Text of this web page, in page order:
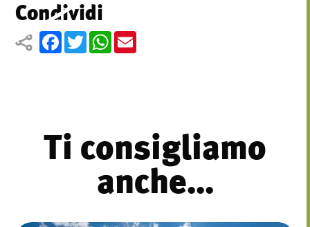
Condividi
Facebook
TwitterWhatsApp
Email
Ti consigliamo
anche...